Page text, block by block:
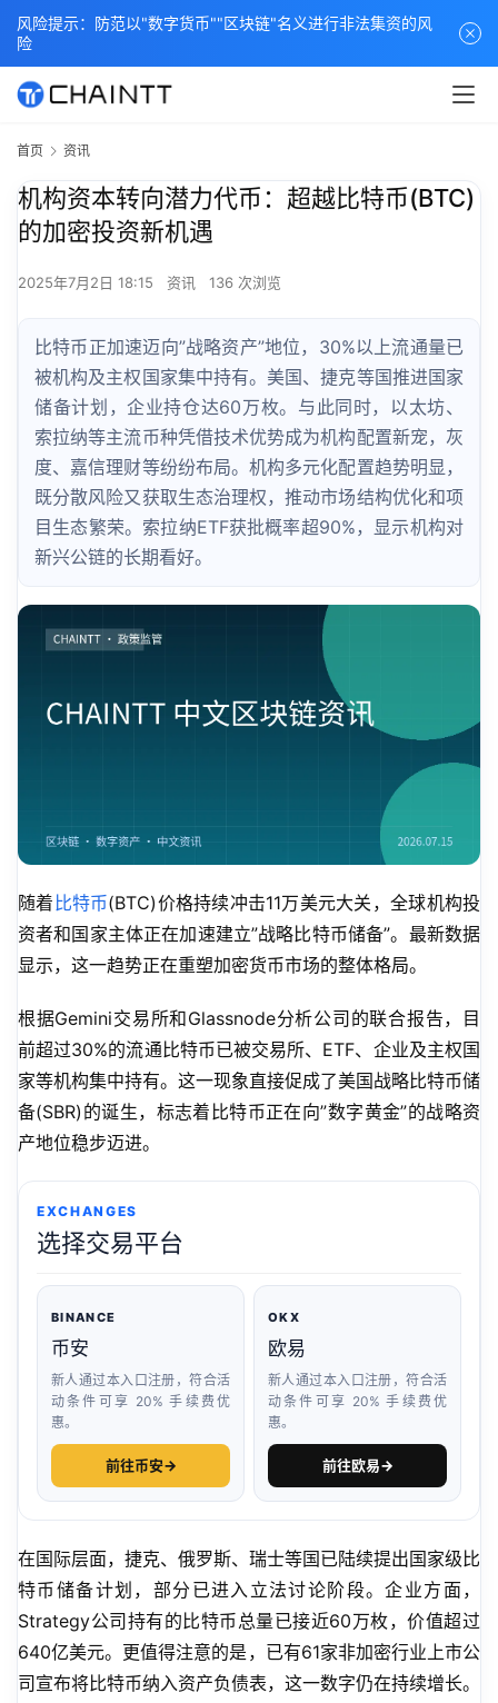
首页 资讯
机构资本转向潜力代币：超越比特币(BTC)
的加密投资新机遇
2025年7月2日 18:15 资讯 136 次浏览
比特币正加速迈向”战略资产”地位，30%以上流通量已
被机构及主权国家集中持有。美国、捷克等国推进国家
储备计划，企业持仓达60万枚。与此同时，以太坊、
索拉纳等主流币种凭借技术优势成为机构配置新宠，灰
度、嘉信理财等纷纷布局。机构多元化配置趋势明显，
既分散风险又获取生态治理权，推动市场结构优化和项
目生态繁荣。索拉纳ETF获批概率超90%，显示机构对
新兴公链的长期看好。
随着 比特币(BTC)价格持续冲击11万美元大关，全球机构投
资者和国家主体正在加速建立”战略比特币储备”。最新数据
显示，这一趋势正在重塑加密货币市场的整体格局。
根据Gemini交易所和Glassnode分析公司的联合报告，目
前超过30%的流通比特币已被交易所、ETF、企业及主权国
家等机构集中持有。这一现象直接促成了美国战略比特币储
备(SBR)的诞生，标志着比特币正在向”数字黄金”的战略资
产地位稳步迈进。
EXCHANGES
选择交易平台
BINANCE
币安
新人通过本入口注册，符合活
动条件可享 20% 手续费优
惠。
前往币安→
OKX
欧易
新人通过本入口注册，符合活
动条件可享 20% 手续费优
惠。
前往欧易→
在国际层面，捷克、俄罗斯、瑞士等国已陆续提出国家级比
特币储备计划，部分已进入立法讨论阶段。企业方面，
Strategy公司持有的比特币总量已接近60万枚，价值超过
640亿美元。更值得注意的是，已有61家非加密行业上市公
司宣布将比特币纳入资产负债表，这一数字仍在持续增长。
风险提示：防范以"数字货币""区块链"名义进行非法集资的风
险